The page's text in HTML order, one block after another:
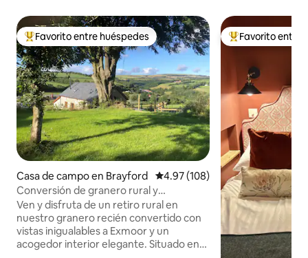
Favorito entre huéspedes preferido
Favorito entre huéspedes
Casa de campo en Brayford Calificación promedio: 4.97 de
4.97 (108)
Conversión de granero rural y
acogedora con unas vistas
impresionantes.
Ven y disfruta de un retiro rural en
nuestro granero recién convertido con
vistas inigualables a Exmoor y un
acogedor interior elegante. Situado en
Favorito entre
Favorito entre